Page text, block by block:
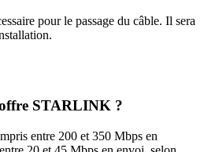
pour le passage du câble. Il sera
STARLINK ?
entre 200 et 350 Mbps en